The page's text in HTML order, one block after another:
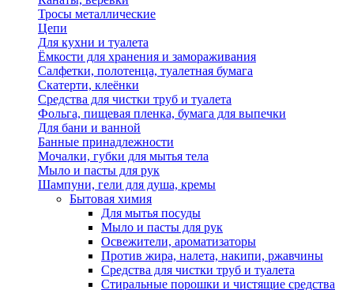
Тросы металлические
Цепи
Для кухни и туалета
Ёмкости для хранения и замораживания
Салфетки, полотенца, туалетная бумага
Скатерти, клеёнки
Средства для чистки труб и туалета
Фольга, пищевая пленка, бумага для выпечки
Для бани и ванной
Банные принадлежности
Мочалки, губки для мытья тела
Мыло и пасты для рук
Шампуни, гели для душа, кремы
Бытовая химия
Для мытья посуды
Мыло и пасты для рук
Освежители, ароматизаторы
Против жира, налета, накипи, ржавчины
Средства для чистки труб и туалета
Стиральные порошки и чистящие средства